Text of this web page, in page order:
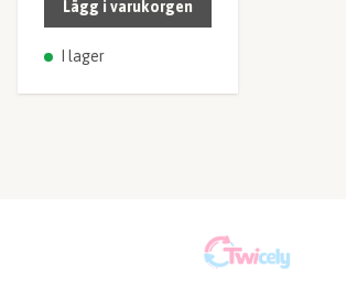
Lägg i varukorgen
I lager